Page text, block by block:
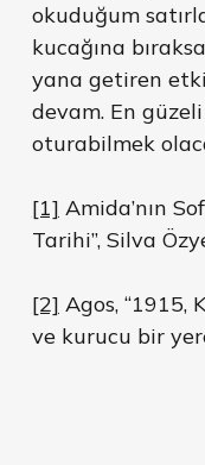
okuduğum
kucağına
yana getiren
devam. En
oturabilmek
[1] Amida’nın
Tarihi”, Silva
[2] Agos, “1915,
ve kurucu bir